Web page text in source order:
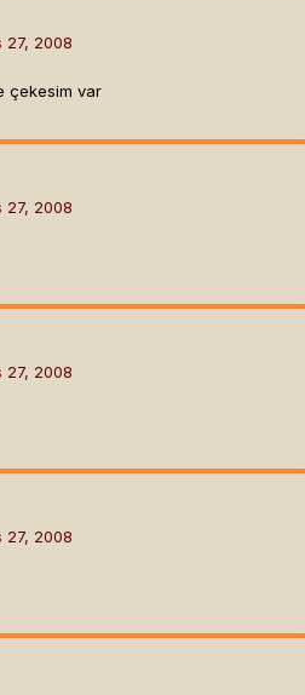
27, 2008
çekesim var
27, 2008
27, 2008
27, 2008